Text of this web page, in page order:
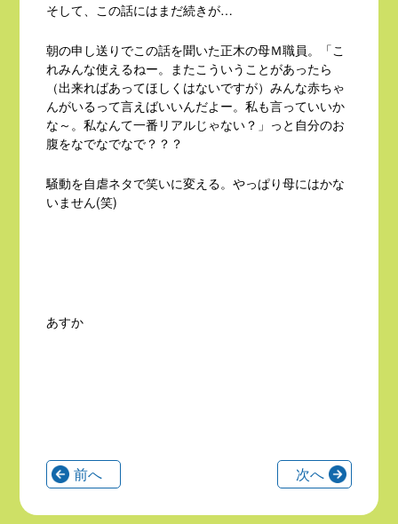
そして、この話にはまだ続きが…
朝の申し送りでこの話を聞いた正木の母Ｍ職員。「こ
れみんな使えるねー。またこういうことがあったら
（出来ればあってほしくはないですが）みんな赤ちゃ
んがいるって言えばいいんだよー。私も言っていいか
な～。私なんて一番リアルじゃない？」っと自分のお
腹をなでなでなで？？？
騒動を自虐ネタで笑いに変える。やっぱり母にはかな
いません(笑)
あすか
前へ 次へ